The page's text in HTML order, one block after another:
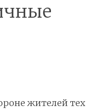
жителей тех